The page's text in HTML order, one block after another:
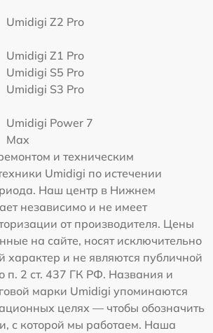
Umidigi Z2 Pro
Umidigi Z1 Pro
Umidigi S5 Pro
Umidigi S3 Pro
Umidigi Power 7
Max
и техническим
Umidigi по истечении
Наш центр в Нижнем
независимо и не имеет
от производителя. Цены
на сайте, носят исключительно
характер и не являются публичной
п. 2 ст. 437 ГК РФ. Названия и
марки Umidigi упоминаются
целях — чтобы обозначить
с которой мы работаем. Наша